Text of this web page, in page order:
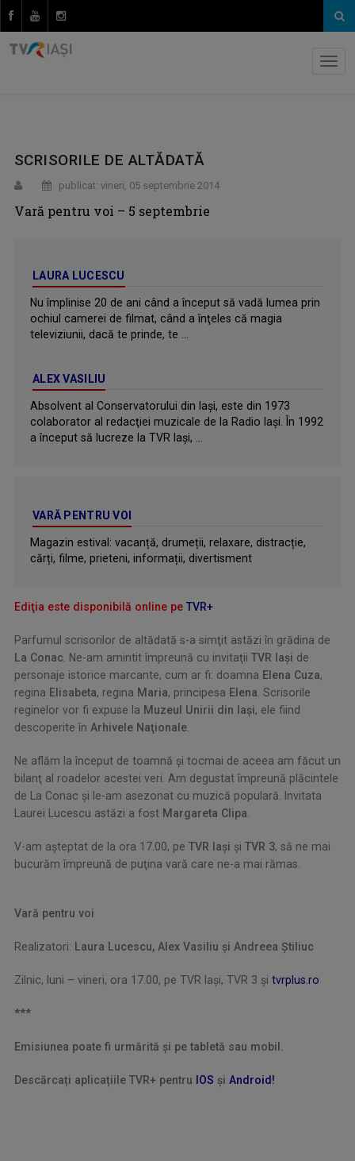
SCRISORILE DE ALTĂDATĂ
publicat: vineri, 05 septembrie 2014
Vară pentru voi – 5 septembrie
LAURA LUCESCU
Nu împlinise 20 de ani când a început să vadă lumea prin
ochiul camerei de filmat, când a înţeles că magia
televiziunii, dacă te prinde, te ...
ALEX VASILIU
Absolvent al Conservatorului din Iaşi, este din 1973
colaborator al redacţiei muzicale de la Radio Iaşi. În 1992
a început să lucreze la TVR Iaşi, ...
VARĂ PENTRU VOI
Magazin estival: vacanță, drumeții, relaxare, distracție,
cărți, filme, prieteni, informații, divertisment
Ediţia este disponibilă online pe TVR+
Parfumul scrisorilor de altădată s-a simţit astăzi în grădina de
La Conac . Ne-am amintit împreună cu invitaţii TVR Iaşi de
personaje istorice marcante, cum ar fi: doamna Elena Cuza,
regina Elisabeta, regina Maria, principesa Elena . Scrisorile
reginelor vor fi expuse la Muzeul Unirii din Iaşi, ele fiind
descoperite în Arhivele Naţionale
Ne aflăm la început de toamnă şi tocmai de aceea am făcut un
bilanţ al roadelor acestei veri. Am degustat împreună plăcintele
de La Conac şi le-am asezonat cu muzică populară. Invitata
Laurei Lucescu astăzi a fost Margareta Clipa
V-am aşteptat de la ora 17.00, pe TVR Iaşi şi TVR 3, să ne mai
bucurăm împreună de puţina vară care ne-a mai rămas.
Vară pentru voi
Realizatori: Laura Lucescu, Alex Vasiliu şi Andreea Ştiliuc
Zilnic, luni – vineri, ora 17.00, pe TVR Iaşi, TVR 3 şi tvrplus.ro
***
Emisiunea poate fi urmărită și pe tabletă sau mobil.
Descărcați aplicațiile TVR+ pentru IOS și Android!